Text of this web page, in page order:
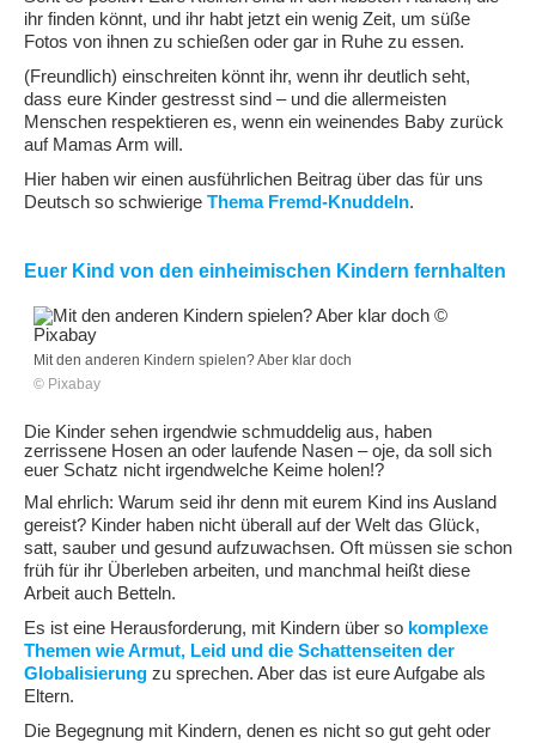
ihr finden könnt, und ihr habt jetzt ein wenig Zeit, um süße
Fotos von ihnen zu schießen oder gar in Ruhe zu essen.
(Freundlich) einschreiten könnt ihr, wenn ihr deutlich seht,
dass eure Kinder gestresst sind – und die allermeisten
Menschen respektieren es, wenn ein weinendes Baby zurück
auf Mamas Arm will.
Hier haben wir einen ausführlichen Beitrag über das für uns
Deutsch so schwierige Thema Fremd-Knuddeln.
Euer Kind von den einheimischen Kindern fernhalten
Mit den anderen Kindern spielen? Aber klar doch
© Pixabay
Die Kinder sehen irgendwie schmuddelig aus, haben
zerrissene Hosen an oder laufende Nasen – oje, da soll sich
euer Schatz nicht irgendwelche Keime holen!?
Mal ehrlich: Warum seid ihr denn mit eurem Kind ins Ausland
gereist? Kinder haben nicht überall auf der Welt das Glück,
satt, sauber und gesund aufzuwachsen. Oft müssen sie schon
früh für ihr Überleben arbeiten, und manchmal heißt diese
Arbeit auch Betteln.
Es ist eine Herausforderung, mit Kindern über so komplexe
Themen wie Armut, Leid und die Schattenseiten der
Globalisierung zu sprechen. Aber das ist eure Aufgabe als
Eltern.
Die Begegnung mit Kindern, denen es nicht so gut geht oder